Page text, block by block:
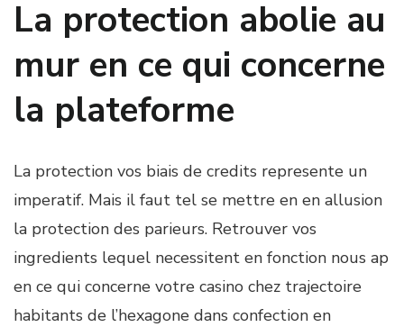
La protection abolie au
mur en ce qui concerne
la plateforme
La protection vos biais de credits represente un
imperatif. Mais il faut tel se mettre en en allusion
la protection des parieurs. Retrouver vos
ingredients lequel necessitent en fonction nous ap
en ce qui concerne votre casino chez trajectoire
habitants de l’hexagone dans confection en